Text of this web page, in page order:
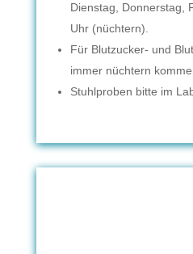
Dienstag, Donnerstag,
Uhr (nüchtern).
Für Blutzucker- und
immer nüchtern
Stuhlproben bitte im